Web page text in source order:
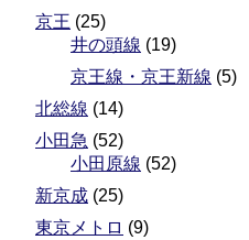
京王 (25)
井の頭線 (19)
京王線・京王新線 (5)
北総線 (14)
小田急 (52)
小田原線 (52)
新京成 (25)
東京メトロ (9)